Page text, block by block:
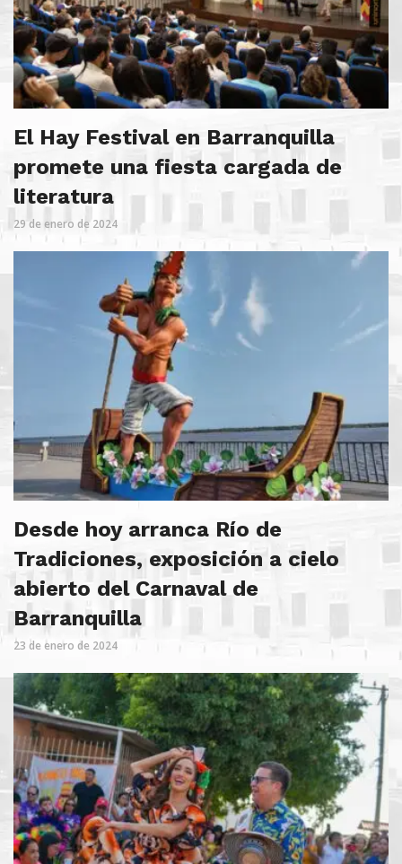
El Hay Festival en Barranquilla
promete una fiesta cargada de
literatura
29 de enero de 2024
Desde hoy arranca Río de
Tradiciones, exposición a cielo
abierto del Carnaval de
Barranquilla
23 de enero de 2024